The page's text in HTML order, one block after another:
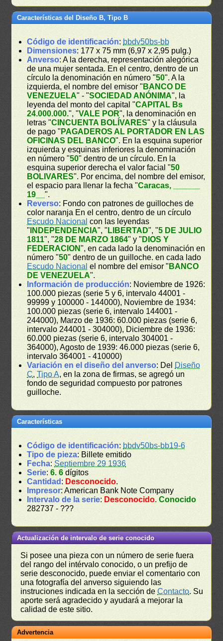
Características del Diseño B, Tipo B
Código de identificación: bbdv50bs-bb
Dimensiones: 177 x 75 mm (6,97 x 2,95 pulg.)
Anverso: A la derecha, representación alegórica
de una mujer sentada. En el centro, dentro de un
círculo la denominación en número "50". A la
izquierda, el nombre del emisor " BANCO DE
VENEZUELA" - "SOCIEDAD ANÓNIMA", la
leyenda del monto del capital "CAPITAL Bs
24.000.000.", "VALE POR", la denominación en
letras "CINCUENTA BOLÍVARES" y la cláusula
de pago " PAGADEROS AL PORTADOR EN LAS
OFICINAS DEL BANCO". En la esquina superior
izquierda y esquinas inferiores la denominación
en número "50" dentro de un círculo. En la
esquina superior derecha el valor facial "50
BOLIVARES". Por encima, del nombre del emisor,
el espacio para llenar la fecha "Caracas, ______
19__".
Reverso: Fondo con patrones de guilloches de
color naranja En el centro, dentro de un círculo
Escudo Nacional con las leyendas
" INDEPENDENCIA", " LIBERTAD", "5 DE JULIO
1811", "28 DE MARZO 1864" y " DIOS Y
FEDERACION", en cada lado la denominación en
número "50" dentro de un guilloche. en cada lado
Escudo Nacional el nombre del emisor " BANCO
DE VENEZUELA".
Información de producción: Noviembre de 1926:
100.000 piezas (serie 5 y 6, intervalo 44001 -
99999 y 100000 - 144000), Noviembre de 1934:
100.000 piezas (serie 6, intervalo 144001 -
244000), Marzo de 1936: 60.000 piezas (serie 6,
intervalo 244001 - 304000), Diciembre de 1936:
60.000 piezas (serie 6, intervalo 304001 -
364000), Agosto de 1939: 46.000 piezas (serie 6,
intervalo 364001 - 410000)
Variación en el diseño del anverso: Del Diseño
C,Tipo A, en la zona de firmas, se agregó un
fondo de seguridad compuesto por patrones
guilloche.
Características
Código de identificación: bbdv50bs-bb19-6
Tipo de pieza: Billete emitido
Fecha: Septiembre 29 1936
Serie:6.6 dígitos
Cantidad : Desconocido.
Impresor: American Bank Note Company
Intervalo de la serie: Desconocido.Conocido
282737 - ???
Actualización de intervalo de serie conocido
Si posee una pieza con un número de serie fuera
del rango del intérvalo conocido, o un prefijo de
serie desconocido, puede enviar el comentario con
una fotografía del anverso siguiendo las
instruciones indicada en la sección deContacto. Su
aporte será agradecido y ayudará a mejorar la
calidad de este sitio.
Advertencia